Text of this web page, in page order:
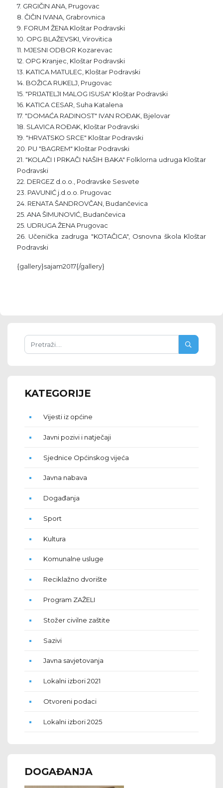
7. GRGIČIN ANA, Prugovac
8. ČIČIN IVANA, Grabrovnica
9. FORUM ŽENA Kloštar Podravski
10. OPG BLAŽEVSKI, Virovitica
11. MJESNI ODBOR Kozarevac
12. OPG Kranjec, Kloštar Podravski
13. KATICA MATULEC, Kloštar Podravski
14. BOŽICA RUKELJ, Prugovac
15. "PRIJATELJI MALOG ISUSA" Kloštar Podravski
16. KATICA CESAR, Suha Katalena
17. "DOMAĆA RADINOST" IVAN ROĐAK, Bjelovar
18. SLAVICA ROĐAK, Kloštar Podravski
19. "HRVATSKO SRCE" Kloštar Podravski
20. PU "BAGREM" Kloštar Podravski
21. "KOLAČI I PRKAČI NAŠIH BAKA" Folklorna udruga Kloštar
Podravski
22. DERGEZ d.o.o., Podravske Sesvete
23. PAVUNIĆ j.d.o.o. Prugovac
24. RENATA ŠANDROVČAN, Budančevica
25. ANA ŠIMUNOVIĆ, Budančevica
25. UDRUGA ŽENA Prugovac
26. Učenička zadruga "KOTAČICA", Osnovna škola Kloštar
Podravski
{gallery}sajam2017{/gallery}
KATEGORIJE
Vijesti iz općine
Javni pozivi i natječaji
Sjednice Općinskog vijeća
Javna nabava
Događanja
Sport
Kultura
Komunalne usluge
Reciklažno dvorište
Program ZAŽELI
Stožer civilne zaštite
Sazivi
Javna savjetovanja
Lokalni izbori 2021
Otvoreni podaci
Lokalni izbori 2025
DOGAĐANJA